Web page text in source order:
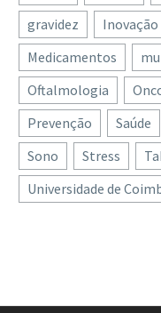
gravidez
Inovação
Medicamentos
Oftalmologia
Prevenção
Saúde
Sono
Stress
Universidade de